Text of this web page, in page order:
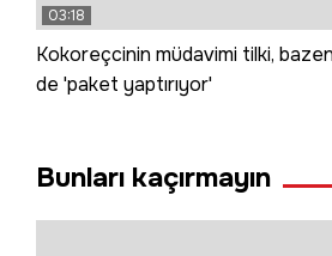
03:18
Kokoreçcinin müdavimi tilki,
de 'paket yaptırıyor'
Bunları kaçırmayın